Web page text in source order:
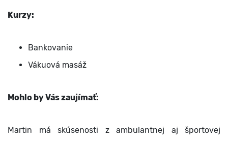
Kurzy:
Bankovanie
Vákuová masáž
Mohlo by Vás zaujímať:
Martin má skúsenosti z ambulantnej aj športovej